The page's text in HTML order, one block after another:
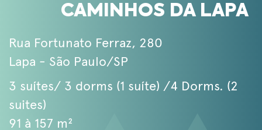
CAMINHOS DA LAPA
Rua Fortunato Ferraz, 280
Lapa - São Paulo/SP
3 suítes/ 3 dorms (1 suíte) /4 Dorms. (2
suites)
91 à 157 m²